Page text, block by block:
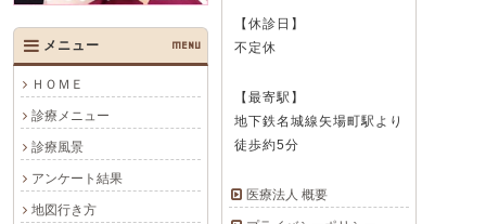
メニュー MENU
ＨＯＭＥ
診療メニュー
診療風景
アンケート結果
地図行き方
【休診日】
不定休
【最寄駅】
地下鉄名城線矢場町駅より
徒歩約5分
医療法人 概要